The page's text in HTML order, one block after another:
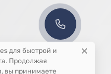
для быстрой и
Продолжая
вы принимаете